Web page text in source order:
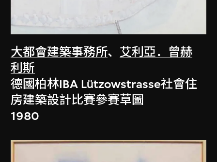
大都會建築事務所、 艾利亞．曾赫
利斯
德國柏林IBA Lützowstrasse社會住
房建築設計比賽參賽草圖
1980